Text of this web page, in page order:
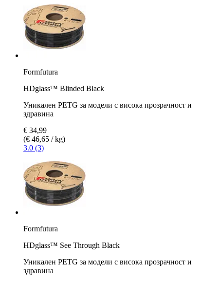
Formfutura
HDglass™ Blinded Black
Уникален PETG за модели с висока прозрачност и
здравина
€ 34,99
(€ 46,65 / kg)
3.0 (3)
Formfutura
HDglass™ See Through Black
Уникален PETG за модели с висока прозрачност и
здравина